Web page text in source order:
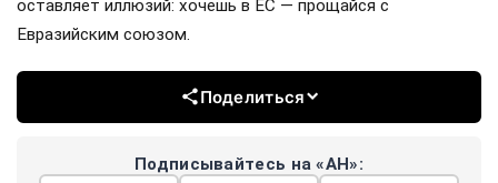
оставляет иллюзий: хочешь в ЕС — прощайся с
Евразийским союзом.
Поделиться
Подписывайтесь на «АН»: